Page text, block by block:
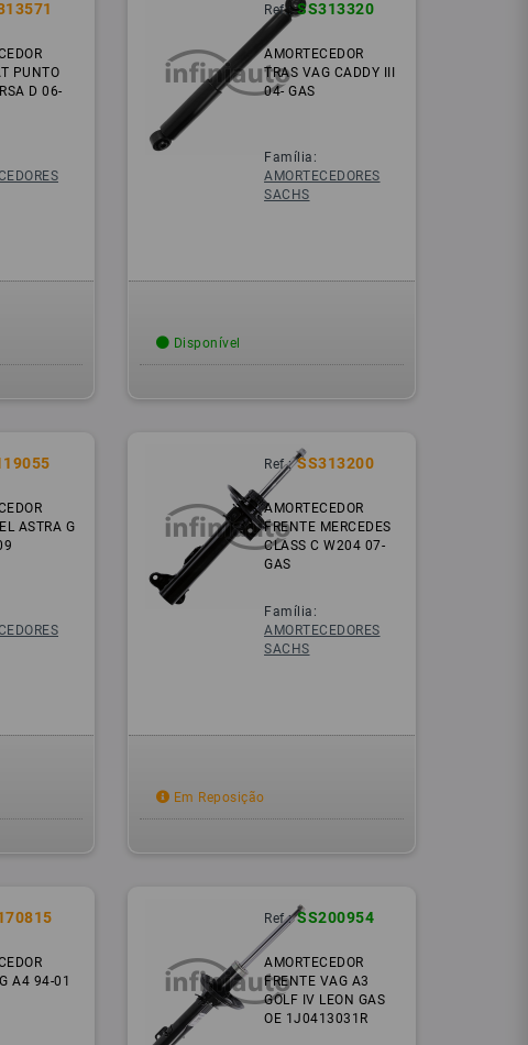
PUNTO
D 06-
Ref.: SS313320
AMORTECEDOR
TRAS VAG CADDY III
04- GAS
Família:
AMORTECEDORES
SACHS
Disponível
ASTRA G
Ref.: SS313200
AMORTECEDOR
FRENTE MERCEDES
CLASS C W204 07-
GAS
Família:
AMORTECEDORES
SACHS
Em Reposição
A4 94-01
Ref.: SS200954
AMORTECEDOR
FRENTE VAG A3
GOLF IV LEON GAS
OE 1J0413031R